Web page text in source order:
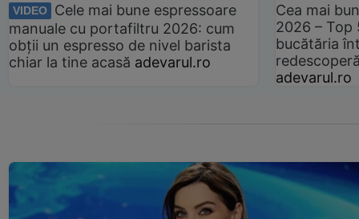
VIDEO
Cele mai bune espressoare
manuale cu portafiltru 2026: cum
obții un espresso de nivel barista
chiar la tine acasă adevarul.ro
Cea mai
2026 –
bucătăria
adevarul.ro